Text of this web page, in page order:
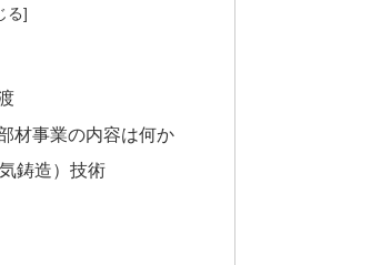
材事業の内容は何か
鋳造）技術